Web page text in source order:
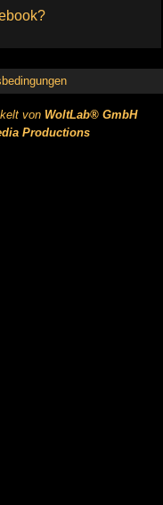
von WoltLab® GmbH
Productions